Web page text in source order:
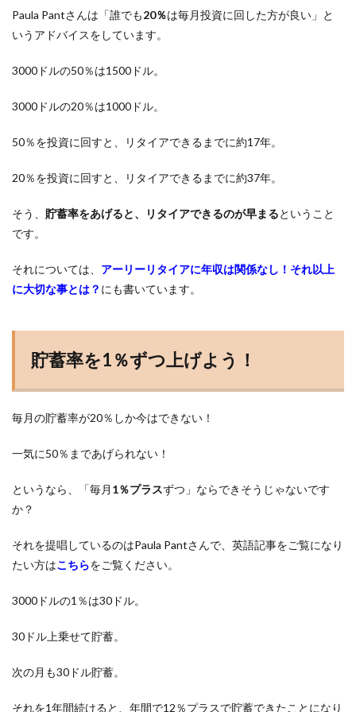
Paula Pantさんは「誰でも20％は毎月投資に回した方が良い」と
いうアドバイスをしています。
3000ドルの50％は1500ドル。
3000ドルの20％は1000ドル。
50％を投資に回すと、リタイアできるまでに約17年。
20％を投資に回すと、リタイアできるまでに約37年。
そう、 貯蓄率をあげると、リタイアできるのが早まるということ
です。
それについては、 アーリーリタイアに年収は関係なし！それ以上
に大切な事とは？ にも書いています。
貯蓄率を1％ずつ上げよう！
毎月の貯蓄率が20％しか今はできない！
一気に50％まであげられない！
というなら、「毎月 1％プラスずつ」ならできそうじゃないです
か？
それを提唱しているのはPaula Pantさんで、英語記事をご覧になり
たい方はこちらをご覧ください。
3000ドルの1％は30ドル。
30ドル上乗せて貯蓄。
次の月も30ドル貯蓄。
それを1年間続けると、年間で12％プラスで貯蓄できたことになり